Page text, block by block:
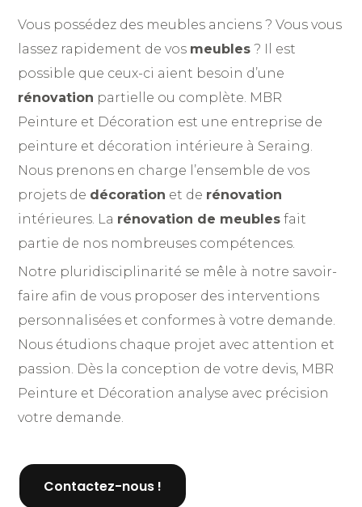
Vous possédez des meubles anciens ? Vous vous
lassez rapidement de vos meubles ? Il est
possible que ceux-ci aient besoin d’une
rénovation partielle ou complète. MBR
Peinture et Décoration est une entreprise de
peinture et décoration intérieure à Seraing.
Nous prenons en charge l’ensemble de vos
projets de décoration et de rénovation
intérieures. La rénovation de meubles fait
partie de nos nombreuses compétences.
Notre pluridisciplinarité se mêle à notre savoir-
faire afin de vous proposer des interventions
personnalisées et conformes à votre demande.
Nous étudions chaque projet avec attention et
passion. Dès la conception de votre devis, MBR
Peinture et Décoration analyse avec précision
votre demande.
Contactez-nous !